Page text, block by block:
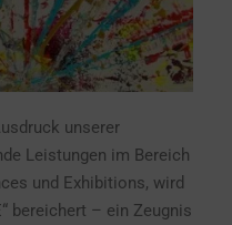
unserer
Leistungen im Bereich
und Exhibitions, wird
bereichert – ein Zeugnis